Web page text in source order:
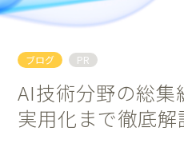
ブログ PR
AI技術分野の総集
実用化まで徹底解